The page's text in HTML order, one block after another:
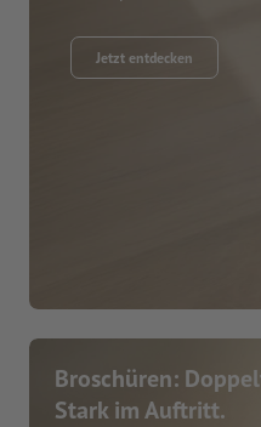
Jetzt entdecken
Broschüren:
Stark im Auftritt.